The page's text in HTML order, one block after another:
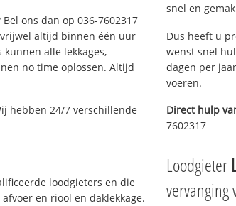
ons dan op 036-7602317
altijd binnen één uur
alle lekkages,
no time oplossen. Altijd
hebben 24/7 verschillende
loodgieters en die
en riool en daklekkage.
snel en
Dus heeft u
wenst snel
dagen per
voeren.
Direct hulp
7602317
Loodgieter
vervanging